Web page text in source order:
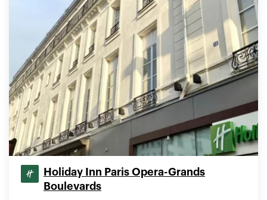
Holiday Inn Paris Opera-Grands
Boulevards